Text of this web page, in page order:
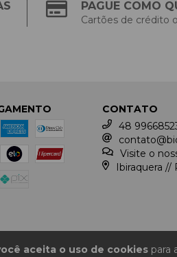
aceita o uso de cookiespara
PAGUE COMO
Cartões de crédito
CONTATO
48
Visite o
Ibiraquera //